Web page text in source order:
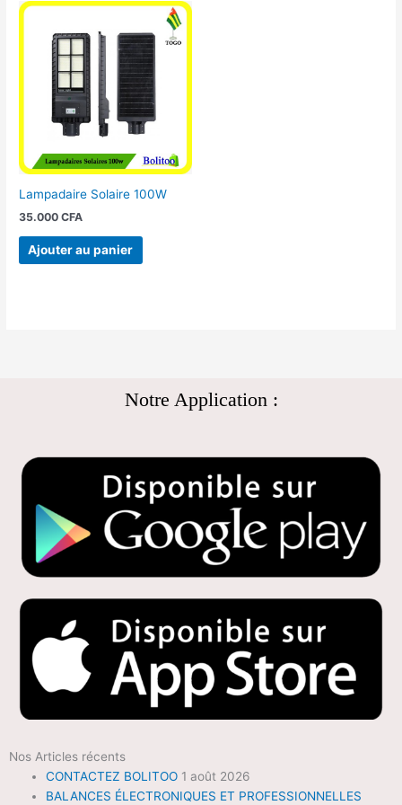
Lampadaire Solaire 100W
35.000CFA
Ajouter au panier
Notre Application :
Nos Articles récents
CONTACTEZ BOLITOO 1 août 2026
BALANCES ÉLECTRONIQUES ET PROFESSIONNELLES